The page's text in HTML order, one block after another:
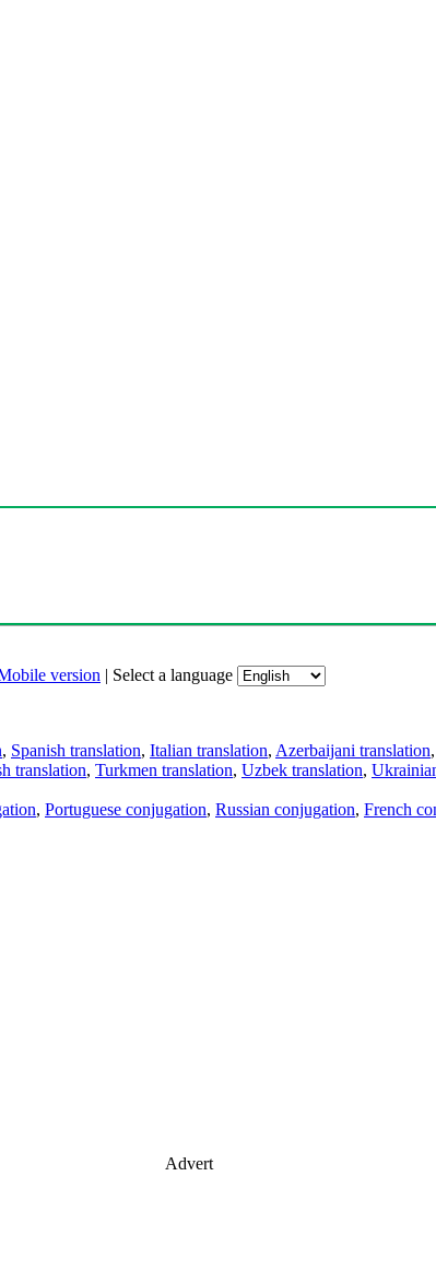
version | Select a language
, Spanish translation, Italian translation, Azerbaijani translation,
translation, Turkmen translation, Uzbek translation,
, Portuguese conjugation, Russian conjugation, French
Advert